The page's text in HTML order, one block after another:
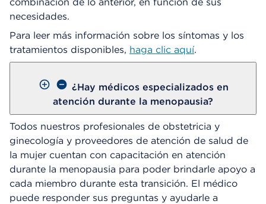
necesidades.
Para leer más información sobre los síntomas y los
tratamientos disponibles, haga clic aquí.
¿Hay médicos especializados en
atención durante la menopausia?
Todos nuestros profesionales de obstetricia y
ginecología y proveedores de atención de salud de
la mujer cuentan con capacitación en atención
durante la menopausia para poder brindarle apoyo a
cada miembro durante esta transición. El médico
puede responder sus preguntas y ayudarle a